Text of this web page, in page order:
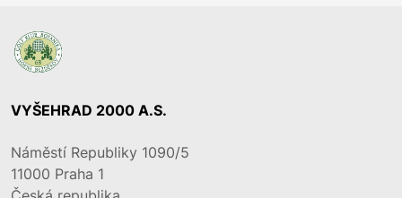
VYŠEHRAD 2000 A.S.
Náměstí Republiky 1090/5
11000 Praha 1